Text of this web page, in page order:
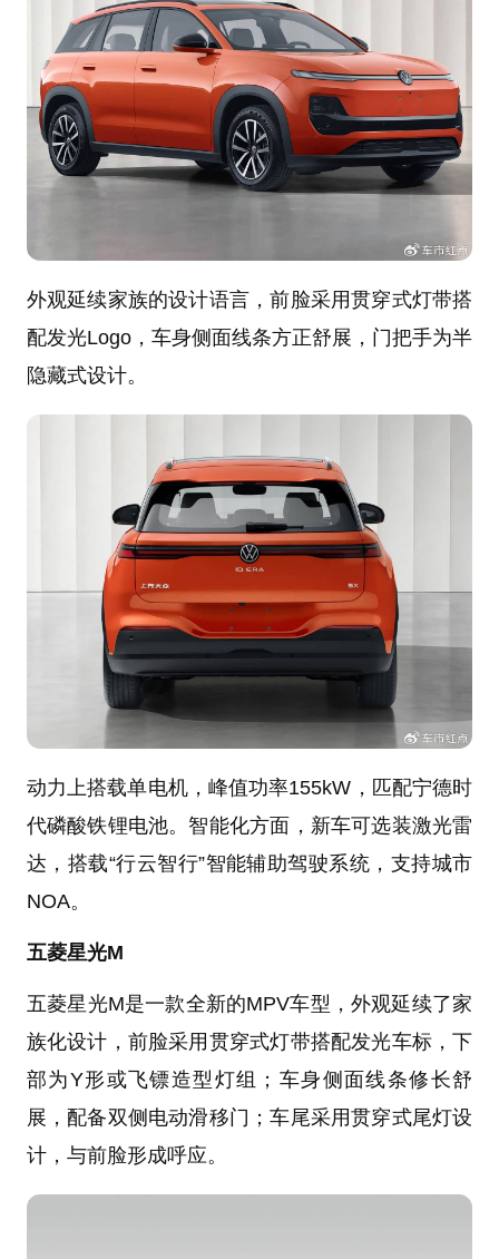
外观延续家族的设计语言，前脸采用贯穿式灯带搭
配发光Logo，车身侧面线条方正舒展，门把手为半
隐藏式设计。
动力上搭载单电机，峰值功率155kW，匹配宁德时
代磷酸铁锂电池。智能化方面，新车可选装激光雷
达，搭载“行云智行”智能辅助驾驶系统，支持城市
NOA。
五菱星光M
五菱星光M是一款全新的MPV车型，外观延续了家
族化设计，前脸采用贯穿式灯带搭配发光车标，下
部为Y形或飞镖造型灯组；车身侧面线条修长舒
展，配备双侧电动滑移门；车尾采用贯穿式尾灯设
计，与前脸形成呼应。